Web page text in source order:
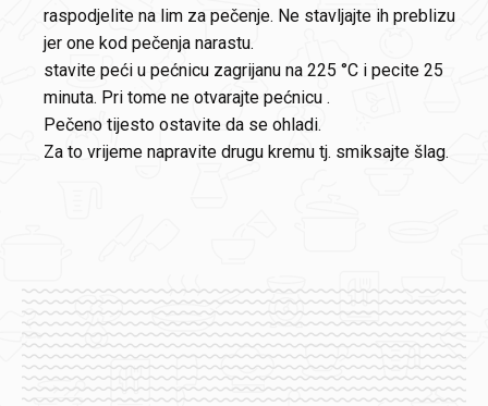
raspodjelite na lim za pečenje. Ne stavljajte ih preblizu
jer one kod pečenja narastu.
stavite peći u pećnicu zagrijanu na 225 °C i pecite 25
minuta. Pri tome ne otvarajte pećnicu .
Pečeno tijesto ostavite da se ohladi.
Za to vrijeme napravite drugu kremu tj. smiksajte šlag.